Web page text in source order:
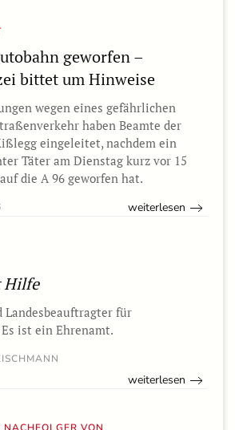
geworfen –
bittet um Hinweise
wegen eines gefährlichen
haben Beamte der
eingeleitet, nachdem ein
Täter am Dienstag kurz vor 15
die A 96 geworfen hat.
weiterlesen
Hilfe
Landesbeauftragter für
ist ein Ehrenamt.
weiterlesen